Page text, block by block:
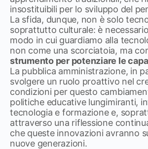
insostituibili per lo sviluppo del
La sfida, dunque, non è solo
soprattutto culturale: è
modo in cui guardiamo alla
non come una scorciatoia, ma
strumento per potenziare le
La pubblica amministrazione, in
svolgere un ruolo proattivo nel
condizioni per questo
politiche educative lungimiranti,
tecnologia e formazione e,
attraverso una riflessione
che queste innovazioni avranno
nuove generazioni.